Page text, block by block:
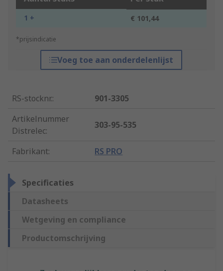
1 + € 101,44
*prijsindicatie
Voeg toe aan onderdelenlijst
RS-stocknr.:
901-3305
Artikelnummer
Distrelec:
303-95-535
Fabrikant: RS PRO
Specificaties
Datasheets
Wetgeving en compliance
Productomschrijving